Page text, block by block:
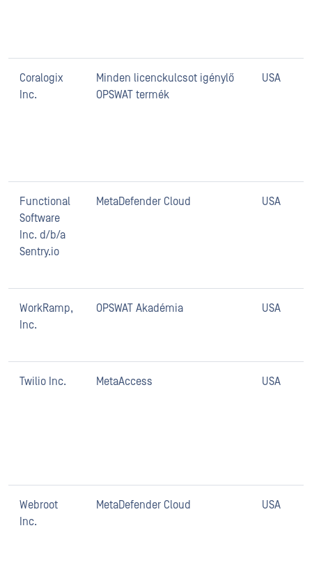
Coralogix
Inc.
Minden licenckulcsot igénylő
OPSWAT termék
USA
Functional
Software
Inc. d/b/a
Sentry.io
MetaDefender Cloud USA
WorkRamp,
Inc.
OPSWAT Akadémia USA
Twilio Inc. MetaAccess USA
Webroot
Inc.
MetaDefender Cloud USA